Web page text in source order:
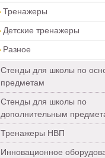
Тренажеры
Детские тренажеры
Разное
Стенды для школы по
предметам
Стенды для школы по
дополнительным
Тренажеры НВП
Инновационное